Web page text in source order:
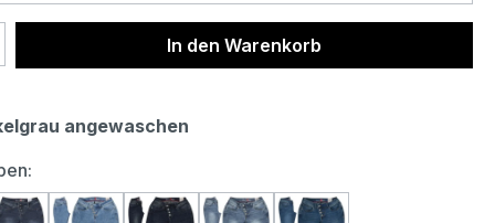
Anzahl: Gib den gewünschten Wert
In den Warenkorb
angewaschen